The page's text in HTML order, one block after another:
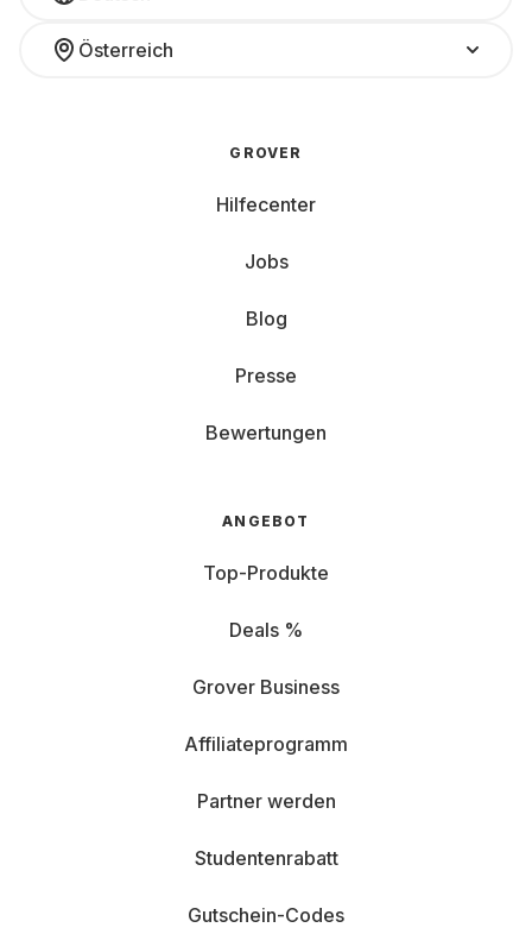
Österreich
GROVER
Hilfecenter
Jobs
Blog
Presse
Bewertungen
ANGEBOT
Top-Produkte
Deals %
Grover Business
Affiliateprogramm
Partner werden
Studentenrabatt
Gutschein-Codes